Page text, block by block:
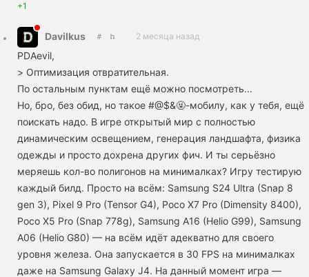
+1
Davilkus 2 месяца назад
PDAevil,
> Оптимизация отвратительная.
По остальным пунктам ещё можно посмотреть...
Но, бро, без обид, но такое #@$&🤬-мобилу, как у тебя, ещё
поискать надо. В игре открытый мир с полностью
динамическим освещением, генерация ландшафта, физика
одежды и просто дохрена других фич. И ты серьёзно
меряешь кол-во полигонов на минималках? Игру тестирую
каждый билд. Просто на всём: Samsung S24 Ultra (Snap 8
gen 3), Pixel 9 Pro (Tensor G4), Poco X7 Pro (Dimensity 8400),
Poco X5 Pro (Snap 778g), Samsung A16 (Helio G99), Samsung
A06 (Helio G80) — на всём идёт адекватно для своего
уровня железа. Она запускается в 30 FPS на минималках
даже на Samsung Galaxy J4. На данный момент игра —